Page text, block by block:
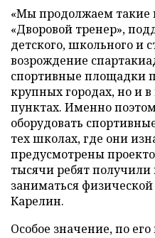
«Мы продолжаем такие
«Дворовой тренер»,
детского, школьного и
возрождение
спортивные площадки
крупных городах, но и
пунктах. Именно
оборудовать
тех школах, где они
предусмотрены
тысячи ребят получили
заниматься физической
Карелин.
Особое значение, по